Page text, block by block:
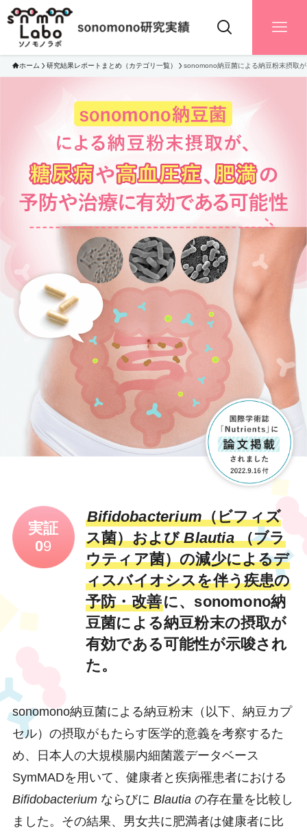
ホーム 研究結果レポートまとめ（カテゴリ一覧） sonomono納豆菌による納豆粉末摂取
実証
09
Bifidobacterium（ビフィズ
ス菌）およびBlautia（ブラ
ウティア菌）の減少によるデ
ィスバイオシスを伴う疾患の
予防・改善に、sonomono納
豆菌による納豆粉末の摂取が
有効である可能性が示唆され
た。
sonomono納豆菌による納豆粉末（以下、納豆カプ
セル）の摂取がもたらす医学的意義を考察するた
め、日本人の大規模腸内細菌叢データベース
SymMADを用いて、健康者と疾病罹患者における
Bifidobacteriumならびに Blautia の存在量を比較し
ました。その結果、男女共に肥満者は健康者に比